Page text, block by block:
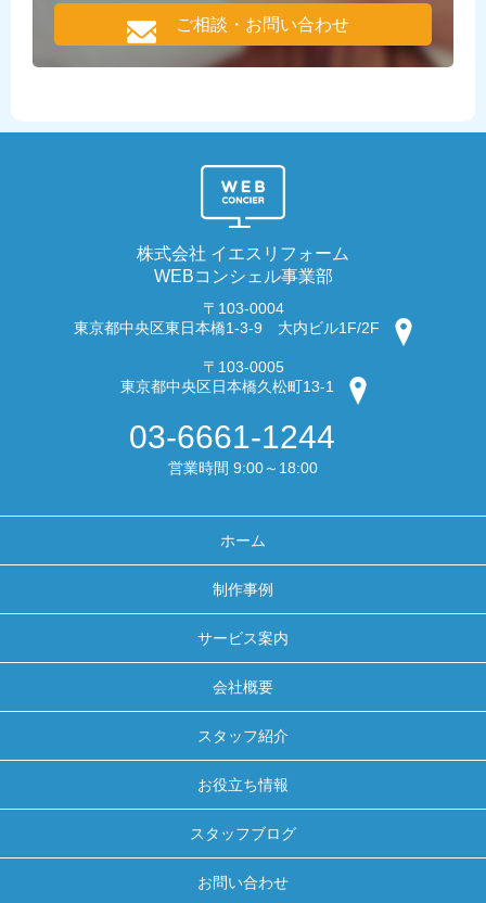
ご相談・お問い合わせ
株式会社 イエスリフォーム
WEBコンシェル事業部
〒103-0004
東京都中央区東日本橋1-3-9 大内ビル1F/2F
〒103-0005
東京都中央区日本橋久松町13-1
03-6661-1244
営業時間 9:00～18:00
ホーム
制作事例
サービス案内
会社概要
スタッフ紹介
お役立ち情報
スタッフブログ
お問い合わせ